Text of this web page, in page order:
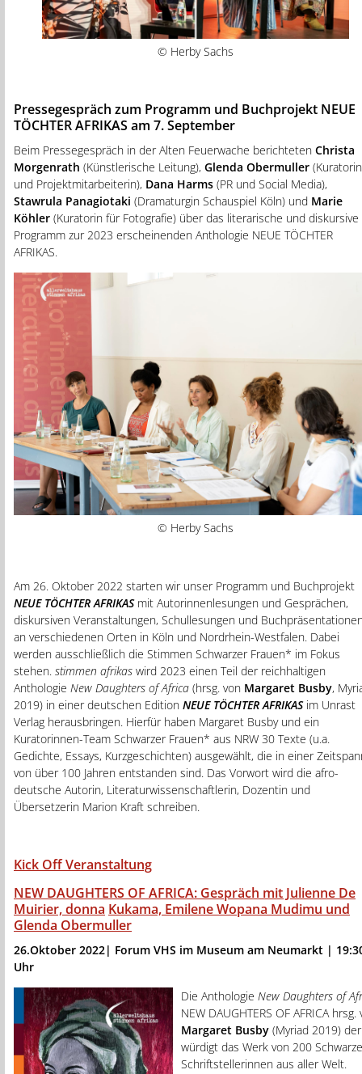
© Herby Sachs
Pressegespräch zum Programm und Buchprojekt NEUE
TÖCHTER AFRIKAS am 7. September
Beim Pressegespräch in der Alten Feuerwache berichteten Christa
Morgenrath (Künstlerische Leitung), Glenda Obermuller (Kuratorin
und Projektmitarbeiterin), Dana Harms (PR und Social Media),
Stawrula Panagiotaki (Dramaturgin Schauspiel Köln) und Marie
Köhler (Kuratorin für Fotografie) über das literarische und diskursive
Programm zur 2023 erscheinenden Anthologie NEUE TÖCHTER
AFRIKAS.
© Herby Sachs
Am 26. Oktober 2022 starten wir unser Programm und Buchprojekt
NEUE TÖCHTER AFRIKASmit Autorinnenlesungen und Gesprächen,
diskursiven Veranstaltungen, Schullesungen und
an verschiedenen Orten in Köln und Nordrhein-Westfalen. Dabei
werden ausschließlich die Stimmen Schwarzer Frauen* im Fokus
stehen. stimmen afrikas wird 2023 einen Teil der reichhaltigen
Anthologie New Daughters of Africa (hrsg. von Margaret Busby,
2019) in einer deutschen Edition NEUE TÖCHTER AFRIKASim Unrast
Verlag herausbringen. Hierfür haben Margaret Busby und ein
Kuratorinnen-Team Schwarzer Frauen* aus NRW 30 Texte (u.a.
Gedichte, Essays, Kurzgeschichten) ausgewählt, die in einer
von über 100 Jahren entstanden sind. Das Vorwort wird die afro-
deutsche Autorin, Literaturwissenschaftlerin, Dozentin und
Übersetzerin Marion Kraft schreiben.
Kick Off Veranstaltung
NEW DAUGHTERS OF AFRICA: Gespräch mit Julienne De
Muirier, donna Kukama, Emilene Wopana Mudimu und
Glenda Obermuller
26.Oktober 2022| Forum VHS im Museum am Neumarkt | 1
Uhr
Die Anthologie New Daughters of
NEW DAUGHTERS OF AFRICA hrsg.
Margaret Busby (Myriad 2019) der
würdigt das Werk von 200
Schriftstellerinnen aus aller Welt.